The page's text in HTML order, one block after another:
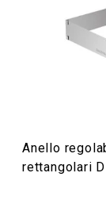
Anello
rettangolari